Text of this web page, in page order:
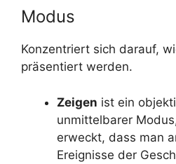
Modus
Konzentriert sich darauf,
präsentiert werden.
Zeigen ist ein
unmittelbarer
erweckt, dass man
Ereignisse der